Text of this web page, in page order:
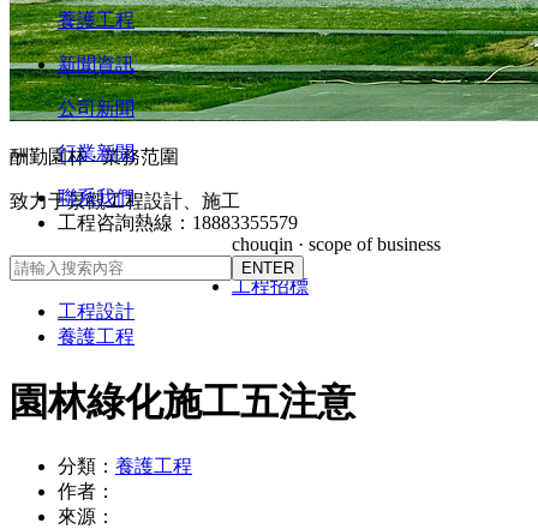
養護工程
新聞資訊
公司新聞
行業新聞
聯系我們
工程咨詢熱線：18883355579
酬勤園林 · 業務范圍
致力于景觀工程設計、施工
chouqin · scope of business
工程招標
工程設計
養護工程
園林綠化施工五注意
分類： 養護工程
作者：
來源：